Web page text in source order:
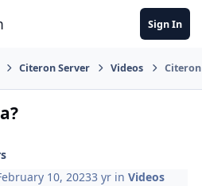
Sign In
Citeron Server Videos
10, 20233 yr inVideos